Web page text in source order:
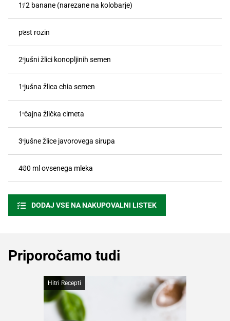
1/2 banane (narezane na kolobarje)
pest rozin
2 jušni žlici konopljinih semen
1 jušna žlica chia semen
1 čajna žlička cimeta
3 jušne žlice javorovega sirupa
400 ml ovsenega mleka
DODAJ VSE NA NAKUPOVALNI LISTEK
Priporočamo tudi
Hitri Recepti